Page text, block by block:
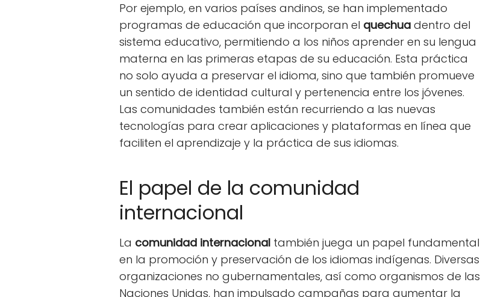
Por ejemplo, en varios países andinos, se han implementado
programas de educación que incorporan el quechua dentro del
sistema educativo, permitiendo a los niños aprender en su lengua
materna en las primeras etapas de su educación. Esta práctica
no solo ayuda a preservar el idioma, sino que también promueve
un sentido de identidad cultural y pertenencia entre los jóvenes.
Las comunidades también están recurriendo a las nuevas
tecnologías para crear aplicaciones y plataformas en línea que
faciliten el aprendizaje y la práctica de sus idiomas.
El papel de la comunidad
internacional
La comunidad internacional también juega un papel fundamental
en la promoción y preservación de los idiomas indígenas. Diversas
organizaciones no gubernamentales, así como organismos de las
Naciones Unidas, han impulsado campañas para aumentar la